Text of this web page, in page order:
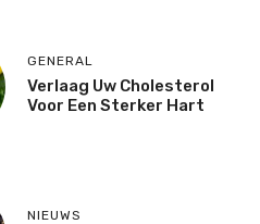
GENERAL
Verlaag Uw Cholesterol
Voor Een Sterker Hart
NIEUWS